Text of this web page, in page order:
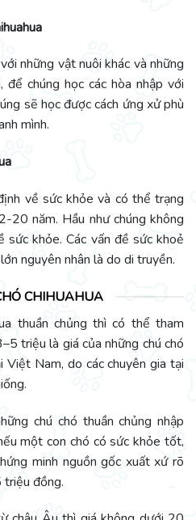
những vật nuôi khác và những
để chúng học các hòa nhập với
sẽ học được cách ứng xử phù
mình.
về sức khỏe và có thể trạng
năm. Hầu như chúng không
khỏe. Các vấn đề sức khoẻ
nguyên nhân là do di truyền.
CHIHUAHUA
thuần chủng thì có thể tham
triệu là giá của những chú chó
Việt Nam, do các chuyên gia tại
chú chó thuần chủng nhập
một con chó có sức khỏe tốt,
minh nguồn gốc xuất xứ rõ
đồng.